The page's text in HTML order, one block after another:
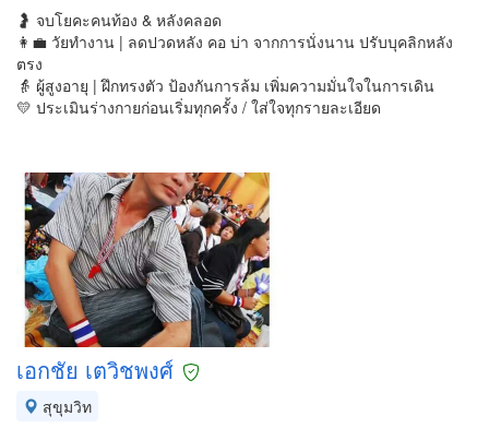
🤰 จบโยคะคนท้อง & หลังคลอด
👩‍💼 วัยทำงาน | ลดปวดหลัง คอ บ่า จากการนั่งนาน ปรับบุคลิกหลัง
ตรง
👵 ผู้สูงอายุ | ฝึกทรงตัว ป้องกันการล้ม เพิ่มความมั่นใจในการเดิน
💛 ประเมินร่างกายก่อนเริ่มทุกครั้ง / ใส่ใจทุกรายละเอียด
เอกชัย เตวิชพงศ์
สุขุมวิท